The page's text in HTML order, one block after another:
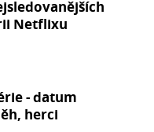
Netflixu
- datum
herci